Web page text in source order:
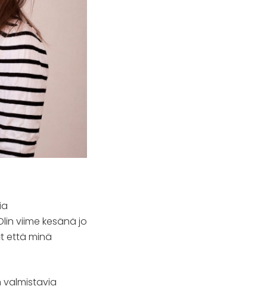
viime kesänä jo
että minä
valmistavia